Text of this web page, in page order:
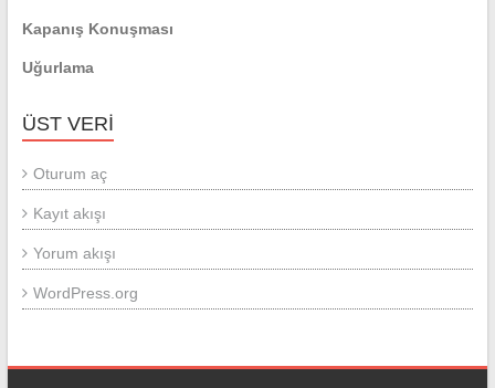
Kapanış Konuşması
Uğurlama
ÜST VERI
Oturum aç
Kayıt akışı
Yorum akışı
WordPress.org